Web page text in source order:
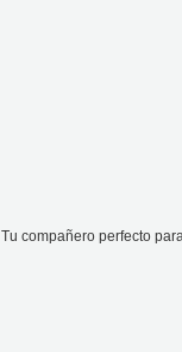
compañero perfecto para